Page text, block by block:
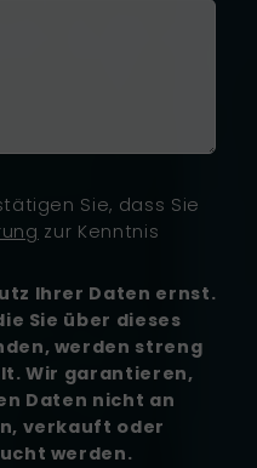
Sie, dass Sie
zur Kenntnis
Ihrer Daten ernst.
Sie über dieses
werden streng
Wir garantieren,
Daten nicht an
verkauft oder
werden.